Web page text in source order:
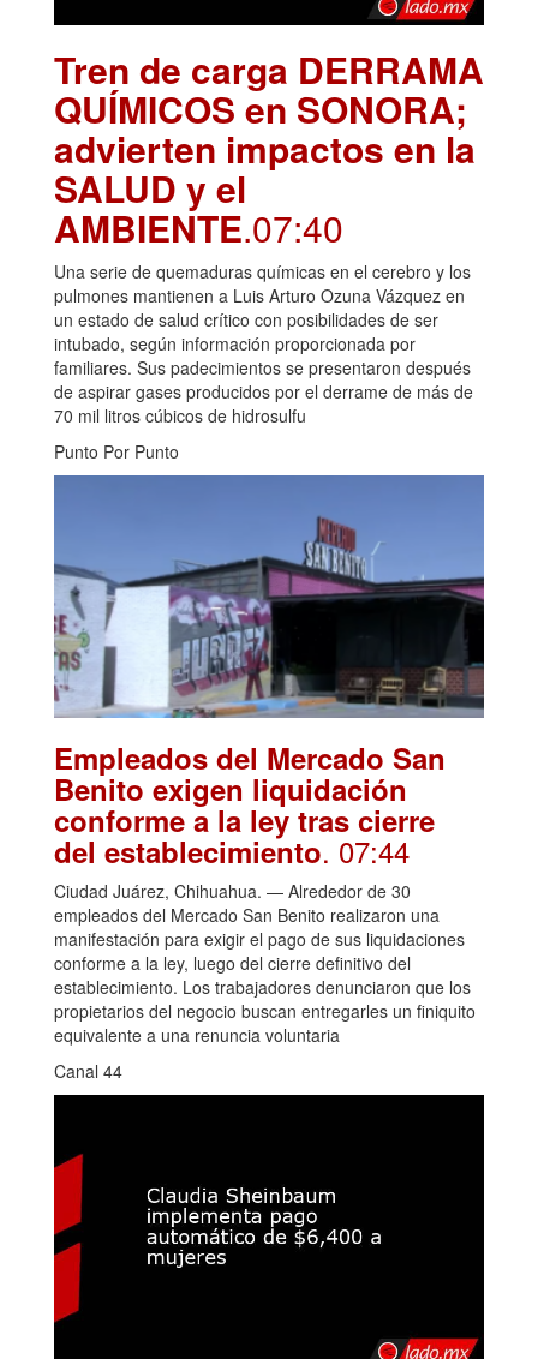
Tren de carga DERRAMA
QUÍMICOS en SONORA;
advierten impactos en la
SALUD y el
AMBIENTE.07:40
Una serie de quemaduras químicas en el cerebro y los
pulmones mantienen a Luis Arturo Ozuna Vázquez en
un estado de salud crítico con posibilidades de ser
intubado, según información proporcionada por
familiares. Sus padecimientos se presentaron después
de aspirar gases producidos por el derrame de más de
70 mil litros cúbicos de hidrosulfu
Punto Por Punto
Empleados del Mercado San
Benito exigen liquidación
conforme a la ley tras cierre
del establecimiento. 07:44
Ciudad Juárez, Chihuahua. — Alrededor de 30
empleados del Mercado San Benito realizaron una
manifestación para exigir el pago de sus liquidaciones
conforme a la ley, luego del cierre definitivo del
establecimiento. Los trabajadores denunciaron que los
propietarios del negocio buscan entregarles un finiquito
equivalente a una renuncia voluntaria
Canal 44